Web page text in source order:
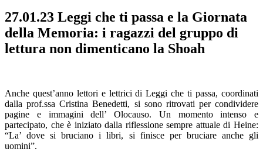
27.01.23 Leggi che ti passa e la Giornata
della Memoria: i ragazzi del gruppo di
lettura non dimenticano la Shoah
Anche quest’anno lettori e lettrici di Leggi che ti passa, coordinati
dalla prof.ssa Cristina Benedetti, si sono ritrovati per condividere
pagine e immagini dell’ Olocauso. Un momento intenso e
partecipato, che è iniziato dalla riflessione sempre attuale di Heine:
“La’ dove si bruciano i libri, si finisce per bruciare anche gli
uomini”.